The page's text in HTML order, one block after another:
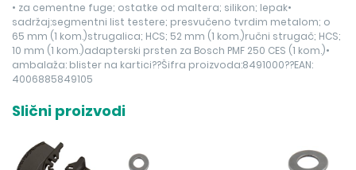
• za cementne fuge; ostatke od maltera; silikon; lepak•
sadržaj:segmentni list testere; presvučeno tvrdim metalom; o
65 mm (1 kom.)strugalica; HCS; 52 mm (1 kom.)ručni strugač; HCS;
10 mm (1 kom.)adapterski prsten za Bosch PMF 250 CES (1 kom.)•
ambalaža: blister na kartici??Šifra proizvoda:8491000??EAN:
4006885849105
Slični proizvodi